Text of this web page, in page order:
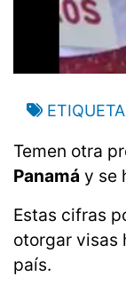
Temen otra
Panamá y se
Estas cifras
otorgar visas
país.